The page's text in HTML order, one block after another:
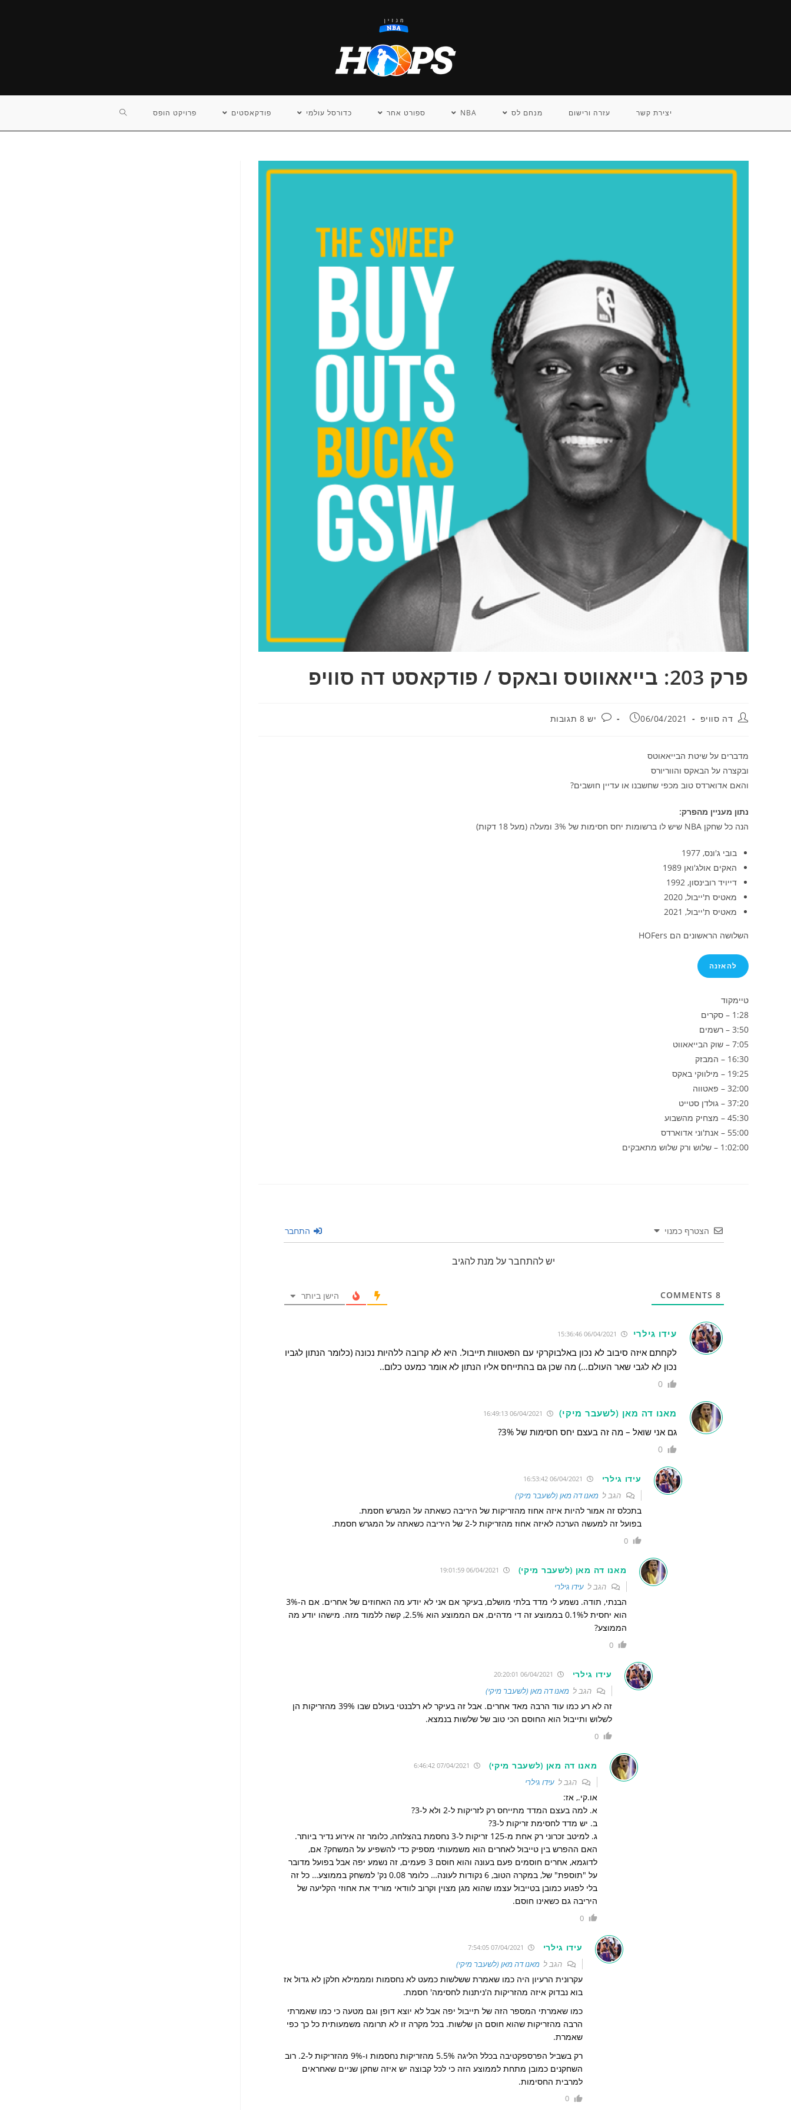
יצירת קשר עזרה ורישום מנחם לס NBA ספורט אחר כדורסל עולמי פודקאסטים פרויקט הופס TOGGLE
פרק 203: בייאאווטס ובאקס / פודקאסט דה סוויפ
מחבר:
דה סוויפ פורסם:
06/04/2021 תגובות:
יש 8 תגובות
מדברים על שיטת הבייאאוטס
ובקצרה על הבאקס והווריורס
והאם אדוארדס טוב מכפי שחשבנו או עדיין חושבים?
נתון מעניין מהפרק:
הנה כל שחקן NBA שיש לו ברשומות יחס חסימות של 3% ומעלה (מעל 18 דקות)
בובי ג'ונס, 1977
האקים אולג'ואן 1989
דייויד רובינסון, 1992
מאטיס ת'ייבול, 2020
מאטיס ת'ייבול, 2021
השלושה הראשונים הם HOFers
להאזנה
טיימקוד
1:28 – סקרים
3:50 – רשמים
7:05 – שוק הבייאאווט
16:30 – המבזק
19:25 – מילווקי באקס
32:00 – פאטווה
37:20 – גולדן סטייט
45:30 – מצחיק מהשבוע
55:00 – אנת'וני אדוארדס
1:02:00 – שלוש ורק שלוש מתאבקים
הצטרף כמנוי התחבר
יש להתחבר על מנת להגיב
8 הישן ביותר
עידו גילרי
לקחתם איזה סיבוב לא נכון באלבוקרקי עם הפאטוות תייבול. היא לא קרובה ללהיות נכונה (כלומר הנתון לגביו
נכון לא לגבי שאר העולם…) מה שכן גם בהתייחס אליו הנתון לא אומר כמעט כלום..
0
מאנו דה מאן (לשעבר מיקי)
גם אני שואל – מה זה בעצם יחס חסימות של 3%?
0
עידו גילרי
הגב למאנו דה מאן (לשעבר מיקי)
בתכלס זה אמור להיות איזה אחוז מהזריקות של היריבה כשאתה על המגרש חסמת.
בפועל זה למעשה הערכה לאיזה אחוז מהזריקות ל-2 של היריבה כשאתה על המגרש חסמת.
0
מאנו דה מאן (לשעבר מיקי)
הגב לעידו גילרי
הבנתי, תודה. נשמע לי מדד בלתי מושלם, בעיקר אם אני לא יודע מה האחוזים של אחרים. אם ה-3%
הוא יחסית ל0.1% בממוצע זה די מדהים, אם הממוצע הוא 2.5%, קשה ללמוד מזה. מישהו יודע מה
הממוצע?
0
עידו גילרי
הגב למאנו דה מאן (לשעבר מיקי)
זה לא רע כמו עוד הרבה מאד אחרים. אבל זה בעיקר לא רלבנטי בעולם שבו 39% מהזריקות הן
לשלוש ותייבול הוא החוסם הכי טוב של שלשות בנמצא.
0
מאנו דה מאן (לשעבר מיקי)
הגב לעידו גילרי
או.קי., אז:
א. למה בעצם המדד מתייחס רק לזריקות ל-2 ולא ל-3?
ב. יש מדד לחסימת זריקות ל-3?
ג. למיטב זכרוני רק אחת מ-125 זריקות ל-3 נחסמת בהצלחה, כלומר זה אירוע נדיר ביותר.
האם ההפרש בין טייבול לאחרים הוא משמעותי מספיק כדי להשפיע על המשחק? אם,
לדוגמא, אחרים חוסמים פעם בעונה והוא חוסם 3 פעמים, זה נשמע יפה אבל בפועל מדובר
על "תוספת" של, במקרה הטוב, 6 נקודות לעונה… כלומר 0.08 נק' למשחק בממוצע… כל זה
בלי לפגוע כמובן בטייבול עצמו שהוא מגן מצוין וקרוב לוודאי מוריד את אחוזי הקליעה של
היריבה גם כשאינו חוסם.
0
עידו גילרי
הגב למאנו דה מאן (לשעבר מיקי)
עקרונית הרעיון היה כמו שאמרת ששלשות כמעט לא נחסמות ומממילא חלקן לא גדול אז
בוא נבדוק איזה מהזריקות ה'ניתנות לחסימה' חסמת.
כמו שאמרתי המספר הזה של תייבול יפה אבל לא יוצא דופן וגם מטעה כי כמו שאמרתי
הרבה מהזריקות שהוא חוסם הן שלשות. בכל מקרה זו לא תרומה משמעותית כל כך כפי
שאמרת.
רק בשביל הפרספקטיבה בכלל הליגה 5.5% מהזריקות נחסמות ו-9% מהזריקות ל-2. רוב
השחקנים כמובן מתחת לממוצע הזה כי לכל קבוצה יש איזה שחקן שניים שאחראים
למרבית החסימות.
0